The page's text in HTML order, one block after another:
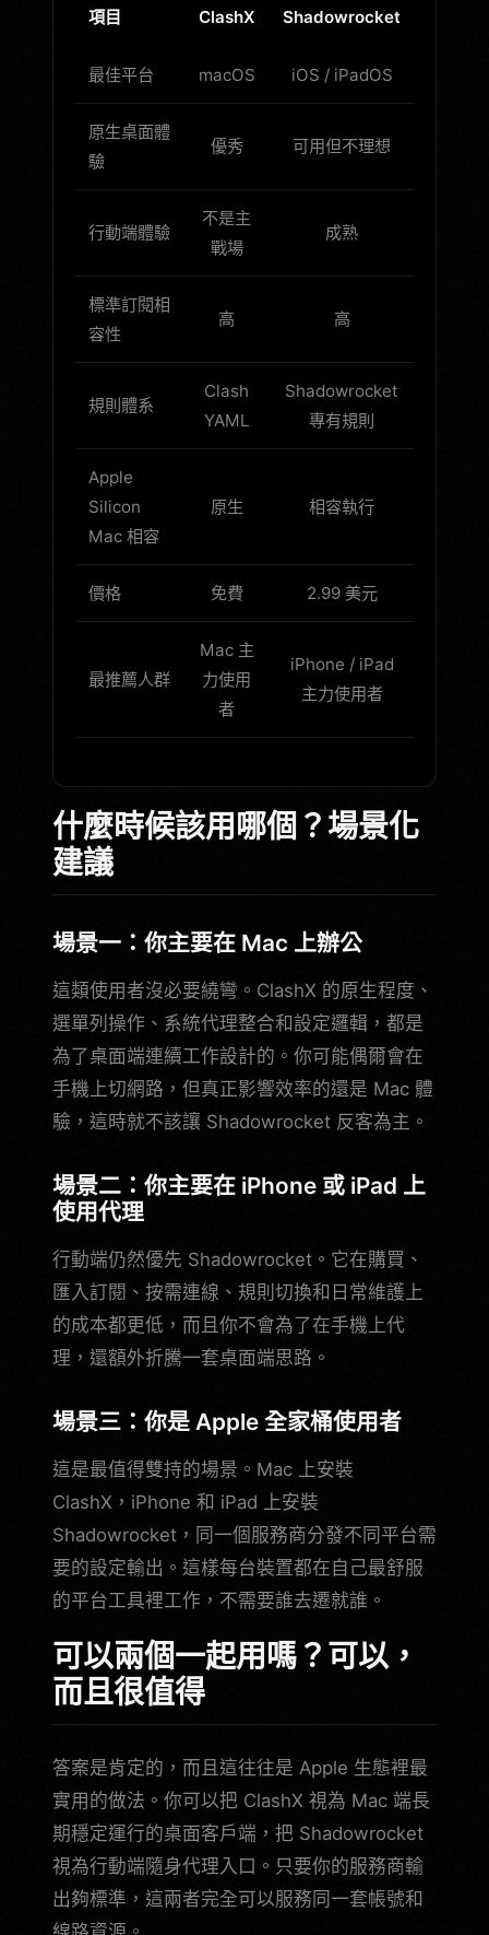
項目 ClashX Shadowrocket
最佳平台 macOS iOS / iPadOS
原生桌面體
驗
優秀 可用但不理想
行動端體驗
不是主
戰場
成熟
標準訂閱相
容性
高 高
規則體系
Clash
YAML
Shadowrocket
專有規則
Apple
Silicon
Mac 相容
原生 相容執行
價格 免費 2.99 美元
最推薦人群
Mac 主
力使用
者
iPhone / iPad
主力使用者
什麼時候該用哪個？場景化
建議
場景一：你主要在 Mac 上辦公
這類使用者沒必要繞彎。ClashX 的原生程度、
選單列操作、系統代理整合和設定邏輯，都是
為了桌面端連續工作設計的。你可能偶爾會在
手機上切網路，但真正影響效率的還是 Mac 體
驗，這時就不該讓 Shadowrocket 反客為主。
場景二：你主要在 iPhone 或 iPad 上
使用代理
行動端仍然優先 Shadowrocket。它在購買、
匯入訂閱、按需連線、規則切換和日常維護上
的成本都更低，而且你不會為了在手機上代
理，還額外折騰一套桌面端思路。
場景三：你是 Apple 全家桶使用者
這是最值得雙持的場景。Mac 上安裝
ClashX，iPhone 和 iPad 上安裝
Shadowrocket，同一個服務商分發不同平台需
要的設定輸出。這樣每台裝置都在自己最舒服
的平台工具裡工作，不需要誰去遷就誰。
可以兩個一起用嗎？可以，
而且很值得
答案是肯定的，而且這往往是 Apple 生態裡最
實用的做法。你可以把 ClashX 視為 Mac 端長
期穩定運行的桌面客戶端，把 Shadowrocket
視為行動端隨身代理入口。只要你的服務商輸
出夠標準，這兩者完全可以服務同一套帳號和